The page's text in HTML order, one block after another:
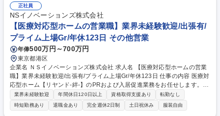
事業・下水道事業等）の会計指導・消費税申告書作成・将来計画作成等の
サポート ※本ポジションは経験者向けのポジションになります。 募集職
種 【行政×会計】地方自治体の未来をつくる財務コンサルタント/リモート
可
正社員
NSイノベーションズ株式会社
【医療対応型ホームの営業職】業界未経験歓迎/出張有/
プライム上場Gr/年休123日 その他営業
年俸500万円～700万円
東京都港区
企業名 ＮＳイノベーションズ株式会社 求人名 【医療対応型ホームの営業
職】業界未経験歓迎/出張有/プライム上場Gr/年休123日 仕事の内容 医療対
応型ホーム【リヤンド-絆-】のPRおよび入居促進業務をお任せします。病
院や居宅介護支援事業所への訪問、問い合わせ対応、見学対応、市場調査
等を担当いただきます。 【詳細】■病院・居宅介護支援事業所へのPR活
動・入居調整■問い合わせ・見学対応■運営会議出席・活動報告■提案資料
業界未経験歓迎 年間休日120日以上 資格取得支援あり
転勤なし
時短勤務あり
退職金あり 完全週休2日制 土日祝休み 服装自由